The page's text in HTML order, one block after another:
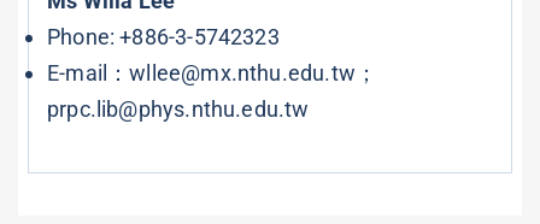
Phone: +886-3-5742323
E-mail：wllee@mx.nthu.edu.tw ；
prpc.lib@phys.nthu.edu.tw